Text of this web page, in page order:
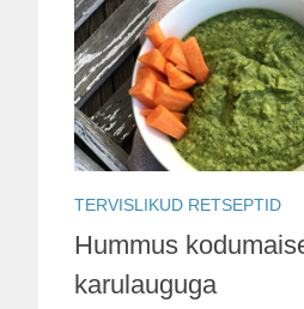
TERVISLIKUD RETSEPTID
Hummus
karulauguga